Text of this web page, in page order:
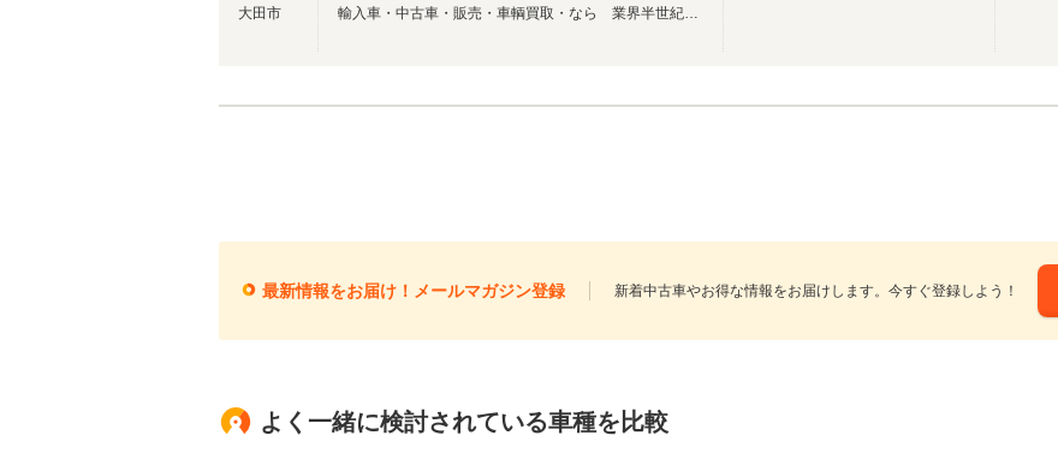
大田市
輸入車・中古車・販売・車輌買取・なら 業界半世紀 信頼と実績 の当店へ！
最新情報をお届け！メールマガジン登録 新着中古車やお得な情報をお届けします。今すぐ登録しよう！
よく一緒に検討されている車種を比較